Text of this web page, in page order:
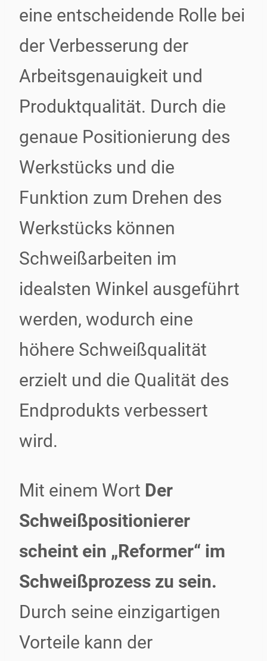
eine entscheidende Rolle bei
der Verbesserung der
Arbeitsgenauigkeit und
Produktqualität. Durch die
genaue Positionierung des
Werkstücks und die
Funktion zum Drehen des
Werkstücks können
Schweißarbeiten im
idealsten Winkel ausgeführt
werden, wodurch eine
höhere Schweißqualität
erzielt und die Qualität des
Endprodukts verbessert
wird.
Mit einem Wort Der
Schweißpositionierer
scheint ein „Reformer“ im
Schweißprozess zu sein.
Durch seine einzigartigen
Vorteile kann der